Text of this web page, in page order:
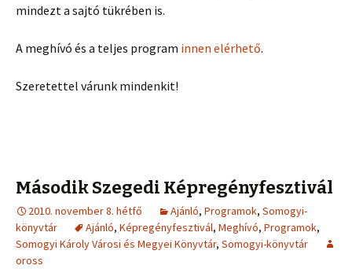
mindezt a sajtó tükrében is.
A meghívó és a teljes program innen elérhető.
Szeretettel várunk mindenkit!
Második Szegedi Képregényfesztivál
2010. november 8. hétfő Ajánló, Programok, Somogyi-
könyvtár
Ajánló, Képregényfesztivál, Meghívó, Programok,
Somogyi Károly Városi és Megyei Könyvtár, Somogyi-könyvtár
oross